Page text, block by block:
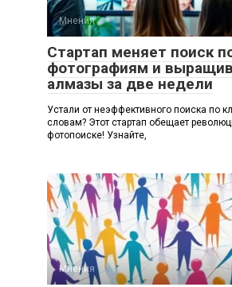
Мнения
Стартап меняет поиск
фотографиям и
алмазы за две недели
Устали от неэффективного поиска по
словам? Этот стартап обещает
фотопоиске! Узнайте,
Мнения